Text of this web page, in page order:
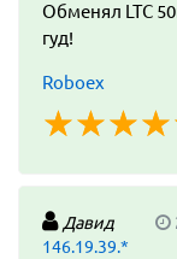
Обменял LTC
гуд!
Roboex
☆☆☆☆
★★★★
Давид
146.19.39.*